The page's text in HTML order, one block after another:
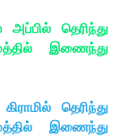
தெரிந்து
இணைந்து
தெரிந்து
இணைந்து